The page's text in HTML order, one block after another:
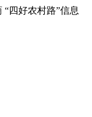
四好农村路”信息